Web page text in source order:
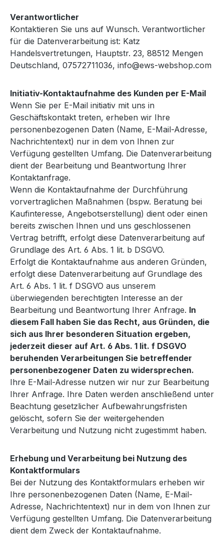
Verantwortlicher
Kontaktieren Sie uns auf Wunsch. Verantwortlicher
für die Datenverarbeitung ist: Katz
Handelsvertretungen, Hauptstr. 23, 88512 Mengen
Deutschland, 07572711036, info@ews-webshop.com
Initiativ-Kontaktaufnahme des Kunden per E-Mail
Wenn Sie per E-Mail initiativ mit uns in
Geschäftskontakt treten, erheben wir Ihre
personenbezogenen Daten (Name, E-Mail-Adresse,
Nachrichtentext) nur in dem von Ihnen zur
Verfügung gestellten Umfang. Die Datenverarbeitung
dient der Bearbeitung und Beantwortung Ihrer
Kontaktanfrage.
Wenn die Kontaktaufnahme der Durchführung
vorvertraglichen Maßnahmen (bspw. Beratung bei
Kaufinteresse, Angebotserstellung) dient oder einen
bereits zwischen Ihnen und uns geschlossenen
Vertrag betrifft, erfolgt diese Datenverarbeitung auf
Grundlage des Art. 6 Abs. 1 lit. b DSGVO.
Erfolgt die Kontaktaufnahme aus anderen Gründen,
erfolgt diese Datenverarbeitung auf Grundlage des
Art. 6 Abs. 1 lit. f DSGVO aus unserem
überwiegenden berechtigten Interesse an der
Bearbeitung und Beantwortung Ihrer Anfrage. In
diesem Fall haben Sie das Recht, aus Gründen, die
sich aus Ihrer besonderen Situation ergeben,
jederzeit dieser auf Art. 6 Abs. 1 lit. f DSGVO
beruhenden Verarbeitungen Sie betreffender
personenbezogener Daten zu widersprechen.
Ihre E-Mail-Adresse nutzen wir nur zur Bearbeitung
Ihrer Anfrage. Ihre Daten werden anschließend unter
Beachtung gesetzlicher Aufbewahrungsfristen
gelöscht, sofern Sie der weitergehenden
Verarbeitung und Nutzung nicht zugestimmt haben.
Erhebung und Verarbeitung bei Nutzung des
Kontaktformulars
Bei der Nutzung des Kontaktformulars erheben wir
Ihre personenbezogenen Daten (Name, E-Mail-
Adresse, Nachrichtentext) nur in dem von Ihnen zur
Verfügung gestellten Umfang. Die Datenverarbeitung
dient dem Zweck der Kontaktaufnahme.